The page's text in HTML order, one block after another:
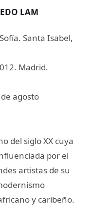
LAM
Santa Isabel,
Madrid.
agosto
del siglo XX cuya
por el
artistas de su
y caribeño.